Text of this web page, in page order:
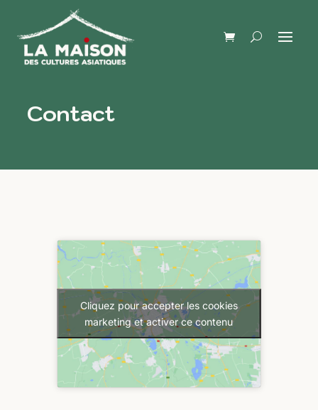
Contact
Cliquez pour accepter les cookies
marketing et activer ce contenu